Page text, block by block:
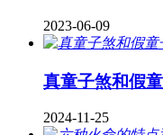
2023-06-09
真童子煞和假
2024-11-25